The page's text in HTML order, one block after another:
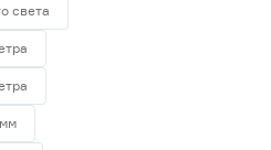
света